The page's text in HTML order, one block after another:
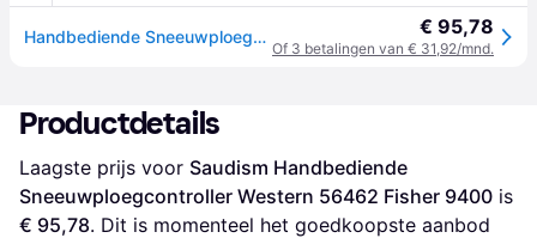
Handbediende Sneeuwploegcontroller voor Western 56462, Fisher 9400, SAM 1306902, Rechte Ploegen met 6-Polige Stekkerschakelaar € 95,78
Of 3 betalingen van € 31,92/mnd.
Productdetails
Laagste prijs voor Saudism Handbediende
Sneeuwploegcontroller Western 56462 Fisher 9400
€ 95,78. Dit is momenteel het goedkoopste aanbod